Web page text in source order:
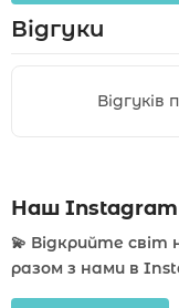
Відгуки
Наш Instagram
💫 Відкрийте
разом з нами в